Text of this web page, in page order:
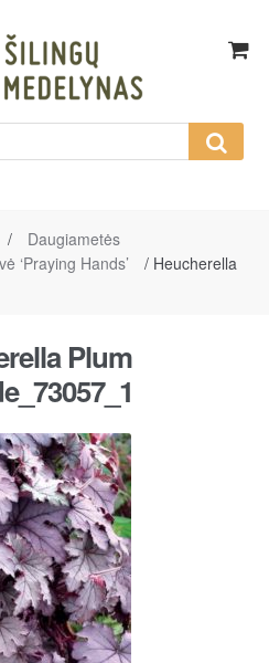
/
Daugiametės
‘Praying Hands’
/ Heucherella
Plum